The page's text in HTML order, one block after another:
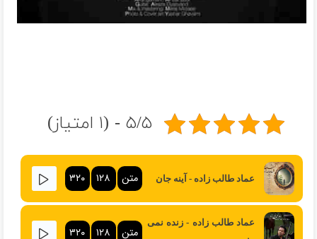
۵/۵ - (۱ امتیاز)
عماد طالب زاده - آینه جان متن ۱۲۸ ۳۲۰
عماد طالب زاده - زنده نمی
متن ۱۲۸ ۳۲۰